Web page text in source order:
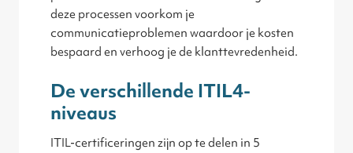
deze processen voorkom je
communicatieproblemen waardoor je kosten
bespaard en verhoog je de klanttevredenheid.
De verschillende ITIL4-
niveaus
ITIL-certificeringen zijn op te delen in 5